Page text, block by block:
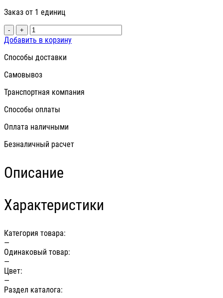
Заказ от 1 единиц
- +
Добавить в корзину
Способы доставки
Самовывоз
Транспортная компания
Способы оплаты
Оплата наличными
Безналичный расчет
Описание
Характеристики
Категория товара:
—
Одинаковый товар:
—
Цвет:
—
Раздел каталога: